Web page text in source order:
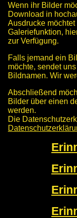
Wenn ihr Bilder
Download in
Ausdrucke
Galeriefunktion,
zur Verfügung.
Falls jemand ein
möchte, sendet
Bildnamen. Wir
Abschließend
Bilder über einen
werden.
Die